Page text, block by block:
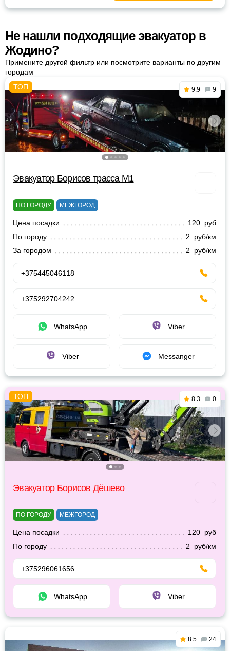
Не нашли подходящие эвакуатор в
Жодино?
Примените другой фильтр или посмотрите варианты по другим
городам
9.9 9
Эвакуатор Борисов трасса М1
ПО ГОРОДУ МЕЖГОРОД
Цена посадки
120 руб
По городу
2 руб/км
За городом
2 руб/км
+375445046118
+375292704242
WhatsApp Viber
Viber Messanger
8.3 0
Эвакуатор Борисов Дёшево
ПО ГОРОДУ МЕЖГОРОД
Цена посадки
120 руб
По городу
2 руб/км
+375296061656
WhatsApp Viber
8.5 24